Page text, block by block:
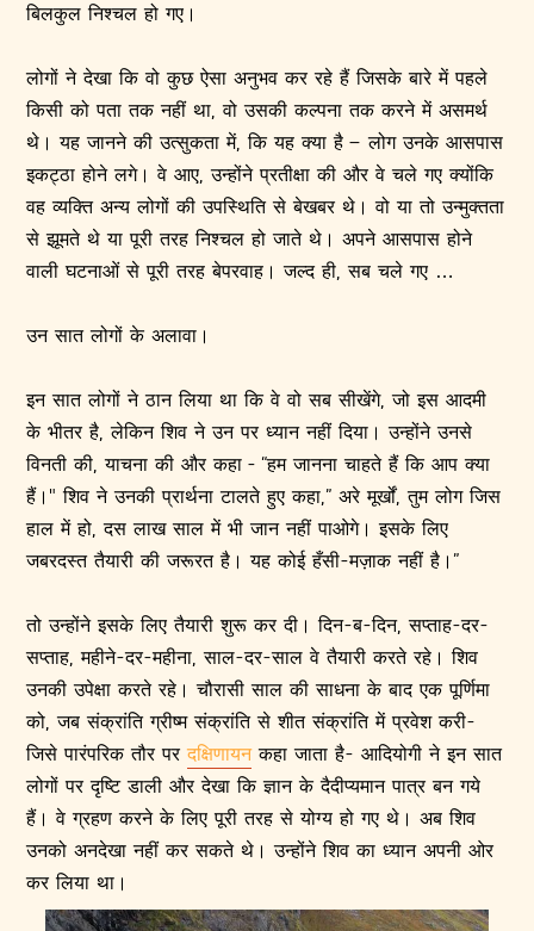
बिलकुल निश्चल हो गए।
लोगों ने देखा कि वो कुछ ऐसा अनुभव कर रहे हैं जिसके बारे में पहले
किसी को पता तक नहीं था, वो उसकी कल्पना तक करने में असमर्थ
थे। यह जानने की उत्सुकता में, कि यह क्या है – लोग उनके आसपास
इकट्ठा होने लगे। वे आए, उन्होंने प्रतीक्षा की और वे चले गए क्योंकि
वह व्यक्ति अन्य लोगों की उपस्थिति से बेखबर थे। वो या तो उन्मुक्तता
से झूमते थे या पूरी तरह निश्चल हो जाते थे। अपने आसपास होने
वाली घटनाओं से पूरी तरह बेपरवाह। जल्द ही, सब चले गए …
उन सात लोगों के अलावा।
इन सात लोगों ने ठान लिया था कि वे वो सब सीखेंगे, जो इस आदमी
के भीतर है, लेकिन शिव ने उन पर ध्यान नहीं दिया। उन्होंने उनसे
विनती की, याचना की और कहा - “हम जानना चाहते हैं कि आप क्या
हैं।" शिव ने उनकी प्रार्थना टालते हुए कहा,” अरे मूर्खों, तुम लोग जिस
हाल में हो, दस लाख साल में भी जान नहीं पाओगे। इसके लिए
जबरदस्त तैयारी की जरूरत है। यह कोई हँसी-मज़ाक नहीं है।”
तो उन्होंने इसके लिए तैयारी शुरू कर दी। दिन-ब-दिन, सप्ताह-दर-
सप्ताह, महीने-दर-महीना, साल-दर-साल वे तैयारी करते रहे। शिव
उनकी उपेक्षा करते रहे। चौरासी साल की साधना के बाद एक पूर्णिमा
को, जब संक्रांति ग्रीष्म संक्रांति से शीत संक्रांति में प्रवेश करी-
जिसे पारंपरिक तौर परदक्षिणायनकहा जाता है- आदियोगी ने इन सात
लोगों पर दृष्टि डाली और देखा कि ज्ञान के दैदीप्यमान पात्र बन गये
हैं। वे ग्रहण करने के लिए पूरी तरह से योग्य हो गए थे। अब शिव
उनको अनदेखा नहीं कर सकते थे। उन्होंने शिव का ध्यान अपनी ओर
कर लिया था।